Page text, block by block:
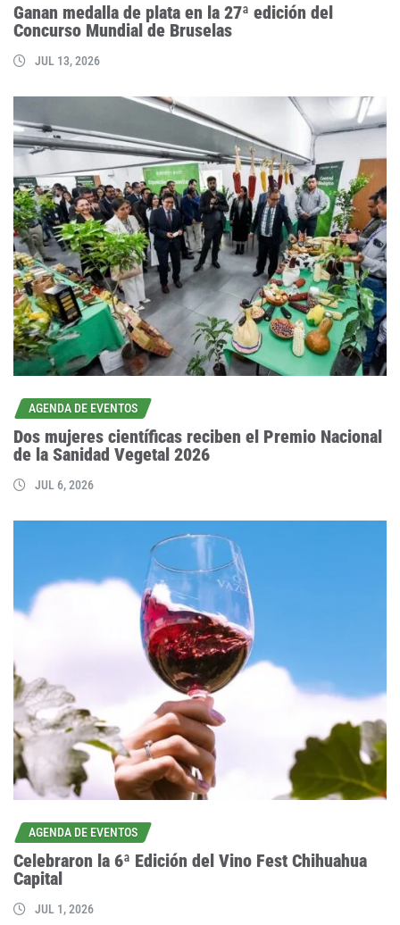
Ganan medalla de plata en la 27ª edición del
Concurso Mundial de Bruselas
JUL 13, 2026
AGENDA DE EVENTOS
Dos mujeres científicas reciben el Premio Nacional
de la Sanidad Vegetal 2026
JUL 6, 2026
AGENDA DE EVENTOS
Celebraron la 6ª Edición del Vino Fest Chihuahua
Capital
JUL 1, 2026